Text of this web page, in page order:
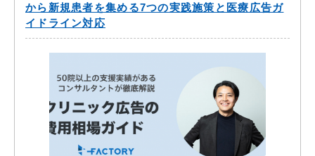
から新規患者を集める7つの実践施策と医療広告ガ
イドライン対応